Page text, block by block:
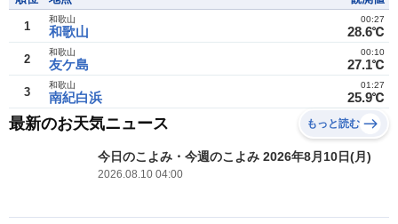
1 和歌山
和歌山
28.6℃
00:27
2 友ケ島
和歌山
27.1℃
00:10
3 南紀白浜
和歌山
25.9℃
01:27
最新のお天気ニュース もっと読む
今日のこよみ・今週のこよみ 2026年8月10日(月)
2026.08.10 04:00